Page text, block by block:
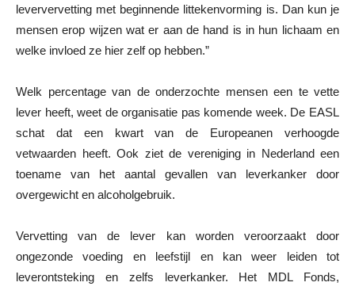
leververvetting met beginnende littekenvorming is. Dan kun je
mensen erop wijzen wat er aan de hand is in hun lichaam en
welke invloed ze hier zelf op hebben.”
Welk percentage van de onderzochte mensen een te vette
lever heeft, weet de organisatie pas komende week. De EASL
schat dat een kwart van de Europeanen verhoogde
vetwaarden heeft. Ook ziet de vereniging in Nederland een
toename van het aantal gevallen van leverkanker door
overgewicht en alcoholgebruik.
Vervetting van de lever kan worden veroorzaakt door
ongezonde voeding en leefstijl en kan weer leiden tot
leverontsteking en zelfs leverkanker. Het MDL Fonds,